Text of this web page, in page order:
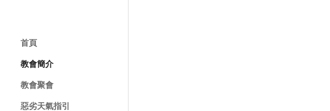
首頁
教會簡介
教會聚會
惡劣天氣指引